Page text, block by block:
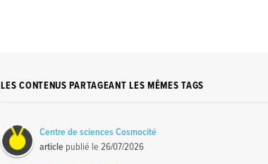
LES CONTENUS PARTAGEANT LES MÊMES TAGS
Centre de sciences Cosmocité
article publié le26/07/2026